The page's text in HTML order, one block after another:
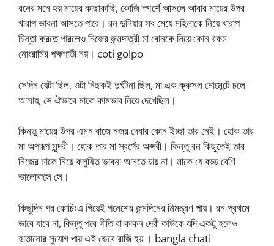
রনের মনে হয় মায়ের কাছাকাছি, কোজি স্পর্শে আসলে আবার মায়ের উপর
খারাপ ভাবনা আসতে পারে। রন দুনিয়ার সব মেয়ে মহিলাকে নিয়ে খারাপ
চিন্তা করতে পারলেও নিজের জন্মদাত্রী মা বোনকে নিয়ে কোন রকম
নোংরামির পক্ষপাতী নয়। coti golpo
সেদিন যেটা ছিল, ওটা নিছকই দুর্ঘটনা ছিল, মা এক ক্রুসল মোমেন্টে চলে
আসায়, সে ঐভাবে মাকে কামভাব নিয়ে দেখেছিল।
কিন্তু মায়ের উপর এমন বাজে নজর দেবার কোন ইচ্ছা তার নেই। হোক তার
মা অপরূপ সুন্দরী। হোক তার মা স্বর্গের অপ্সরী। কিন্তু রন কিছুতেই তার
নিজের মাকে নিয়ে কলুষিত ভাবনা আনতে চায় না। মাকে যে বড্ড বেশি
ভালোবাসে সে।
কিছুদিন পর কোচিংএ গিয়েই গনেশের জন্মদিনের নিমন্ত্রণ পায়। রন প্রথমে
ভাবে যাবে না, কিন্তু পরে গীতি বা কাকন দেবী কাউকে যদি একটু হলেও
হাতানোর সুযোগ পায় এই ভেবে রাজি হয় । bangla chati